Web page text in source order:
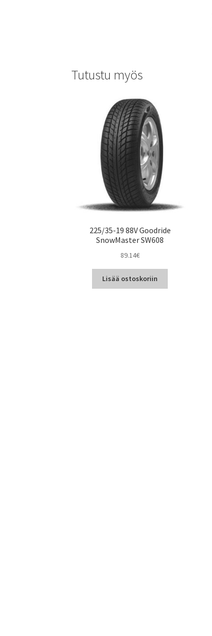
Tutustu myös
225/35-19 88V Goodride
SnowMaster SW608
89.14€
Lisää ostoskoriin